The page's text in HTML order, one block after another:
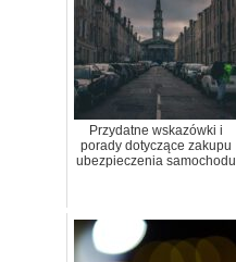
Przydatne wskazówki i
porady dotyczące zakupu
ubezpieczenia samochodu